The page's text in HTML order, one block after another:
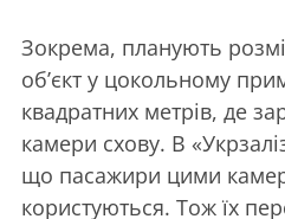
Зокрема, планують
об’єкт у цокольному
квадратних метрів, де
камери схову. В
що пасажири цими
користуються. Тож їх